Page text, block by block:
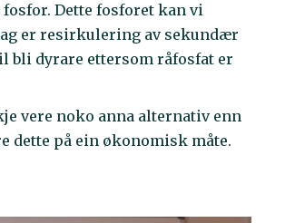
Dette fosforet kan vi
er resirkulering av sekundær
bli dyrare ettersom råfosfat er
vere noko anna alternativ enn
dette på ein økonomisk måte.